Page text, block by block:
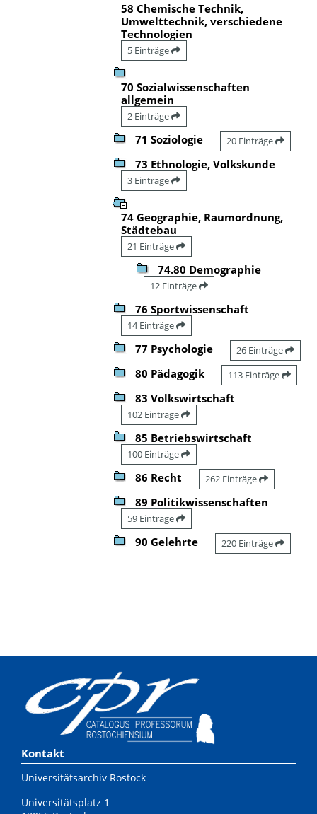
58 Chemische Technik,
Umwelttechnik, verschiedene
Technologien
5 Einträge
70 Sozialwissenschaften
allgemein
2 Einträge
71 Soziologie 20 Einträge
73 Ethnologie, Volkskunde
3 Einträge
74 Geographie, Raumordnung,
Städtebau
21 Einträge
74.80 Demographie
12 Einträge
76 Sportwissenschaft
14 Einträge
77 Psychologie 26 Einträge
80 Pädagogik 113 Einträge
83 Volkswirtschaft
102 Einträge
85 Betriebswirtschaft
100 Einträge
86 Recht 262 Einträge
89 Politikwissenschaften
59 Einträge
90 Gelehrte 220 Einträge
Kontakt
Universitätsarchiv Rostock
Universitätsplatz 1